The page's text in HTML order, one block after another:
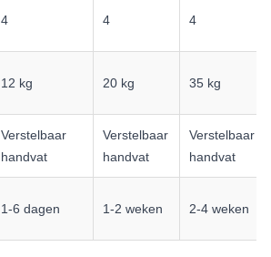
4 4 4
12 kg 20 kg 35 kg
Verstelbaar
handvat
Verstelbaar
handvat
Verstelbaar
handvat
1-6 dagen 1-2 weken 2-4 weken